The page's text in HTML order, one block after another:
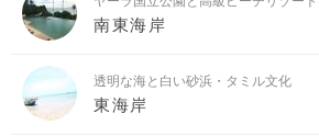
南東海岸
透明な海と白い砂浜・タミル文化
東海岸